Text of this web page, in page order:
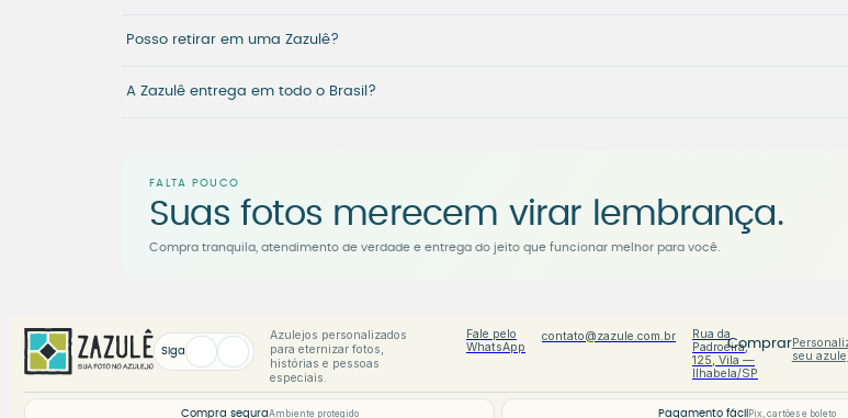
Posso retirar em uma Zazulê?
A Zazulê entrega em todo o Brasil?
FALTA POUCO
Suas fotos merecem virar lembrança.
Compra tranquila, atendimento de verdade e entrega do jeito que funcionar melhor para você.
Siga
Azulejos personalizados
para eternizar fotos,
histórias e pessoas
especiais.
Fale pelo
WhatsApp
contato@zazule.com.br
Rua da
Padroeira,
125, Vila —
Ilhabela/SP
Comprar
seu
Compra seguraAmbiente protegido Pagamento fácil Pix, cartões e boleto